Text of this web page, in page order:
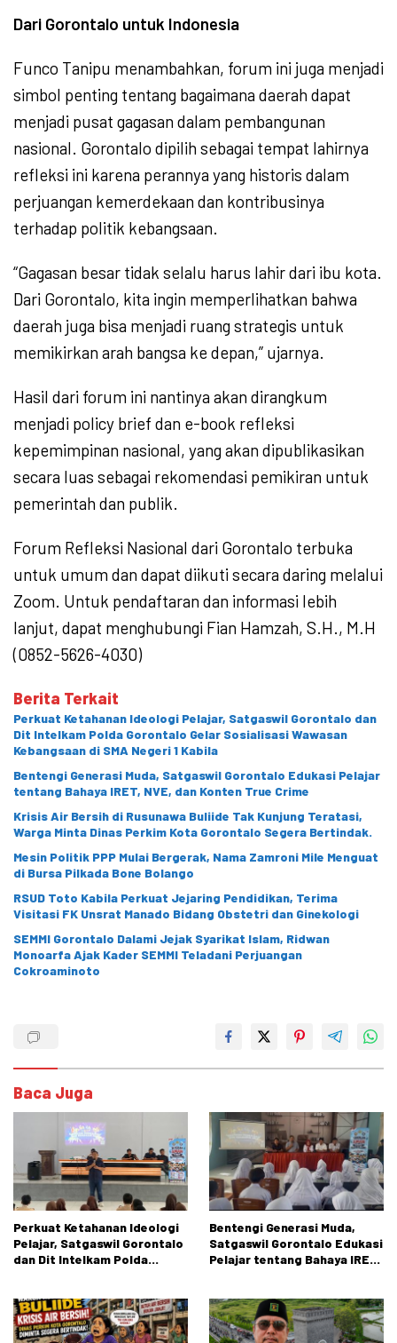
Dari Gorontalo untuk Indonesia
Funco Tanipu menambahkan, forum ini juga menjadi
simbol penting tentang bagaimana daerah dapat
menjadi pusat gagasan dalam pembangunan
nasional. Gorontalo dipilih sebagai tempat lahirnya
refleksi ini karena perannya yang historis dalam
perjuangan kemerdekaan dan kontribusinya
terhadap politik kebangsaan.
“Gagasan besar tidak selalu harus lahir dari ibu kota.
Dari Gorontalo, kita ingin memperlihatkan bahwa
daerah juga bisa menjadi ruang strategis untuk
memikirkan arah bangsa ke depan,” ujarnya.
Hasil dari forum ini nantinya akan dirangkum
menjadi policy brief dan e-book refleksi
kepemimpinan nasional, yang akan dipublikasikan
secara luas sebagai rekomendasi pemikiran untuk
pemerintah dan publik.
Forum Refleksi Nasional dari Gorontalo terbuka
untuk umum dan dapat diikuti secara daring melalui
Zoom. Untuk pendaftaran dan informasi lebih
lanjut, dapat menghubungi Fian Hamzah, S.H., M.H
(0852-5626-4030)
Berita Terkait
Perkuat Ketahanan Ideologi Pelajar, Satgaswil Gorontalo dan
Dit Intelkam Polda Gorontalo Gelar Sosialisasi Wawasan
Kebangsaan di SMA Negeri 1 Kabila
Bentengi Generasi Muda, Satgaswil Gorontalo Edukasi Pelajar
tentang Bahaya IRET, NVE, dan Konten True Crime
Krisis Air Bersih di Rusunawa Buliide Tak Kunjung Teratasi,
Warga Minta Dinas Perkim Kota Gorontalo Segera Bertindak.
Mesin Politik PPP Mulai Bergerak, Nama Zamroni Mile Menguat
di Bursa Pilkada Bone Bolango
RSUD Toto Kabila Perkuat Jejaring Pendidikan, Terima
Visitasi FK Unsrat Manado Bidang Obstetri dan Ginekologi
SEMMI Gorontalo Dalami Jejak Syarikat Islam, Ridwan
Monoarfa Ajak Kader SEMMI Teladani Perjuangan
Cokroaminoto
Baca Juga
Perkuat Ketahanan Ideologi
Pelajar, Satgaswil Gorontalo
dan Dit Intelkam Polda
Negeri 1 Kabila
Bentengi Generasi Muda,
Satgaswil Gorontalo Edukasi
Pelajar tentang Bahaya IRET,